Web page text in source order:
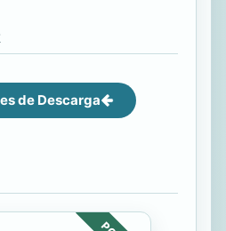
de Descarga